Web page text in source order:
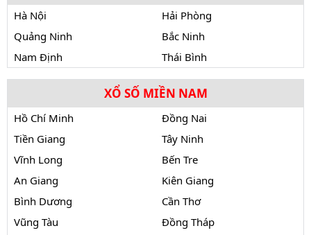
Hà Nội
Hải Phòng
Quảng Ninh
Bắc Ninh
Nam Định
Thái Bình
XỔ SỐ MIỀN NAM
Hồ Chí Minh
Đồng Nai
Tiền Giang
Tây Ninh
Vĩnh Long
Bến Tre
An Giang
Kiên Giang
Bình Dương
Cần Thơ
Vũng Tàu
Đồng Tháp